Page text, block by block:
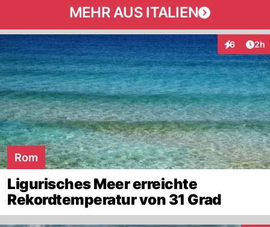
MEHR AUS ITALIEN
6 2h
Rom
Ligurisches Meer erreichte
Rekordtemperatur von 31 Grad